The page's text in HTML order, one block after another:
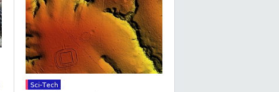
Sci-Tech